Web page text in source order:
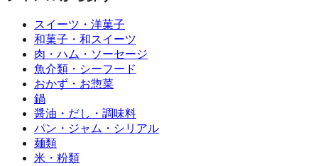
スイーツ・洋菓子
和菓子・和スイーツ
肉・ハム・ソーセージ
魚介類・シーフード
おかず・お惣菜
鍋
醤油・だし・調味料
パン・ジャム・シリアル
麺類
米・粉類